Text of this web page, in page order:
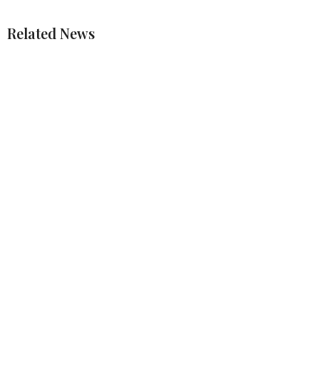
Related News